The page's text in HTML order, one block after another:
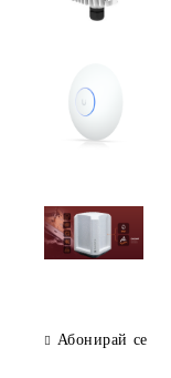
Абонирай се